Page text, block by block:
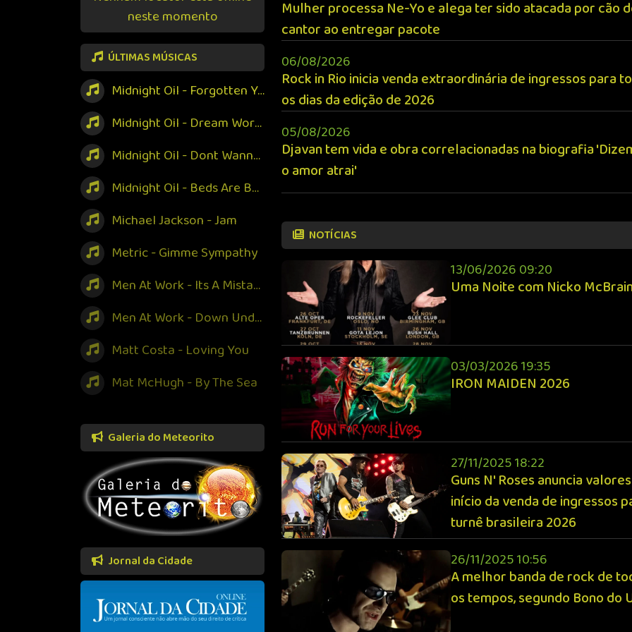
neste momento
ÚLTIMAS MÚSICAS
Midnight Oil - Forgotten Years
Midnight Oil - Dream World
Midnight Oil - Dont Wanna Be The One
Midnight Oil - Beds Are Burning
Michael Jackson - Jam
Metric - Gimme Sympathy
Men At Work - Its A Mistake
Men At Work - Down Under
Matt Costa - Loving You
Mat McHugh - By The Sea
Galeria do Meteorito
Jornal da Cidade
Mulher processa Ne-Yo e alega ter sido atacada por cão
cantor ao entregar pacote
06/08/2026
Rock in Rio inicia venda extraordinária de ingressos para
os dias da edição de 2026
05/08/2026
Djavan tem vida e obra correlacionadas na biografia
o amor atrai'
NOTÍCIAS
13/06/2026 09:20
Uma Noite com Nicko
03/03/2026 19:35
IRON MAIDEN 2026
27/11/2025 18:22
Guns N' Roses anuncia
início da venda de ingressos
turnê brasileira 2026
26/11/2025 10:56
A melhor banda de rock de
os tempos, segundo Bono do